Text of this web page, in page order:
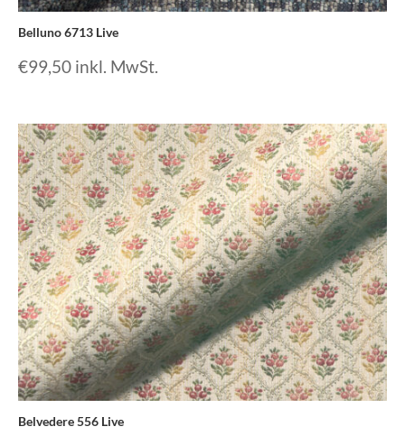
Belluno 6713 Live
€99,50 inkl. MwSt.
Belvedere 556 Live